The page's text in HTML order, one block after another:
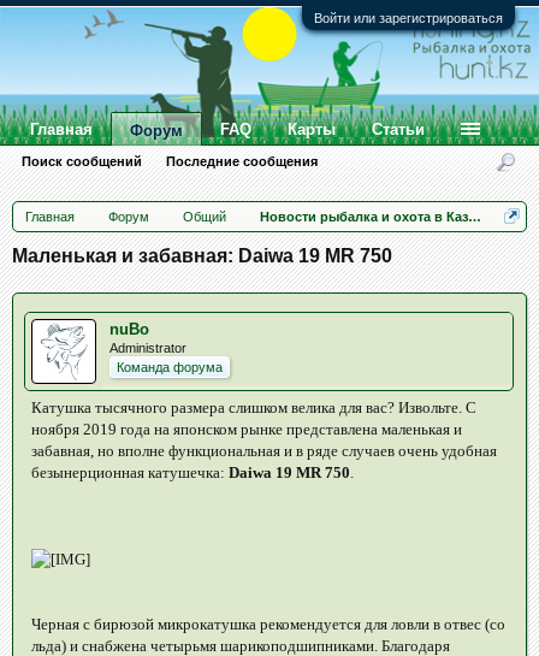
Войти или зарегистрироваться
Главная Форум Общий Новости рыбалка и охота в Казахстане
Маленькая и забавная: Daiwa 19 MR 750
nuBo
Administrator
Команда форума
Катушка тысячного размера слишком велика для вас? Извольте. С
ноября 2019 года на японском рынке представлена маленькая и
забавная, но вполне функциональная и в ряде случаев очень удобная
безынерционная катушечка: Daiwa 19 MR 750.
Черная с бирюзой микрокатушка рекомендуется для ловли в отвес (со
льда) и снабжена четырьмя шарикоподшипниками. Благодаря
Главная Форум
Поиск сообщений Последние сообщения
FAQ Карты Статьи